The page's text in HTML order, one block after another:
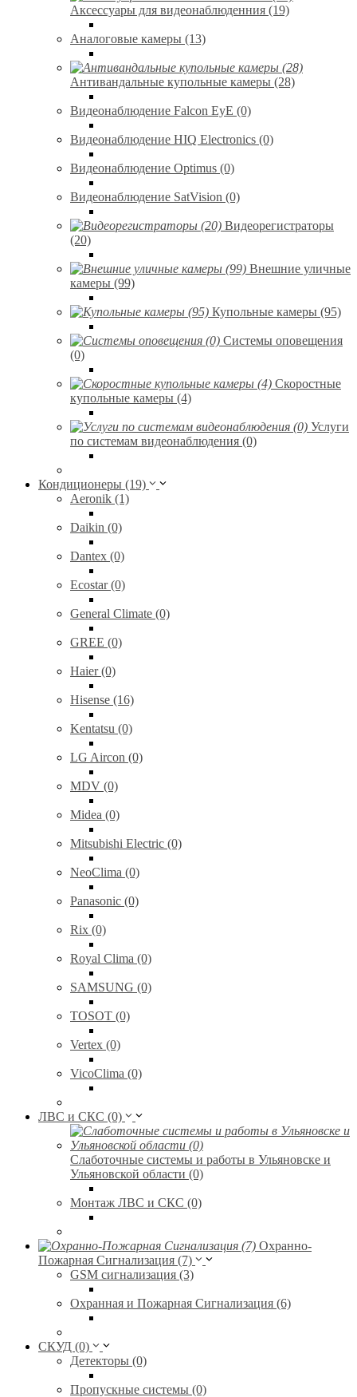
Аксессуары для видеонаблюденния (19)
Аналоговые камеры (13)
Антивандальные купольные камеры (28)
Видеонаблюдение Falcon EyE (0)
Видеонаблюдение HIQ Electronics (0)
Видеонаблюдение Optimus (0)
Видеонаблюдение SatVision (0)
Видеорегистраторы
(20)
Внешние уличные
камеры (99)
Купольные камеры (95)
Системы оповещения
(0)
Скоростные
купольные камеры (4)
Услуги
по системам видеонаблюдения (0)
Кондиционеры (19)
Aeronik (1)
Daikin (0)
Dantex (0)
Ecostar (0)
General Climate (0)
GREE (0)
Haier (0)
Hisense (16)
Kentatsu (0)
LG Aircon (0)
MDV (0)
Midea (0)
Mitsubishi Electric (0)
NeoClima (0)
Panasonic (0)
Rix (0)
Royal Clima (0)
SAMSUNG (0)
TOSOT (0)
Vertex (0)
VicoClima (0)
ЛВС и СКС (0)
Слаботочные системы и работы в Ульяновске и
Ульяновской области (0)
Монтаж ЛВС и СКС (0)
Охранно-
Пожарная Сигнализация (7)
GSM сигнализация (3)
Охранная и Пожарная Сигнализация (6)
СКУД (0)
Детекторы (0)
Пропускные системы (0)